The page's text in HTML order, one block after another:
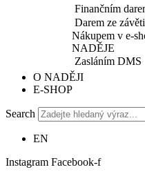
Finančním
Darem ze závěti
Nákupem v e-
NADĚJE
Zasláním DMS
O NADĚJI
E-SHOP
Search
EN
Instagram Facebook-f